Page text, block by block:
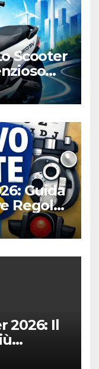
Scooter
Guida
Regole,
2026: Il